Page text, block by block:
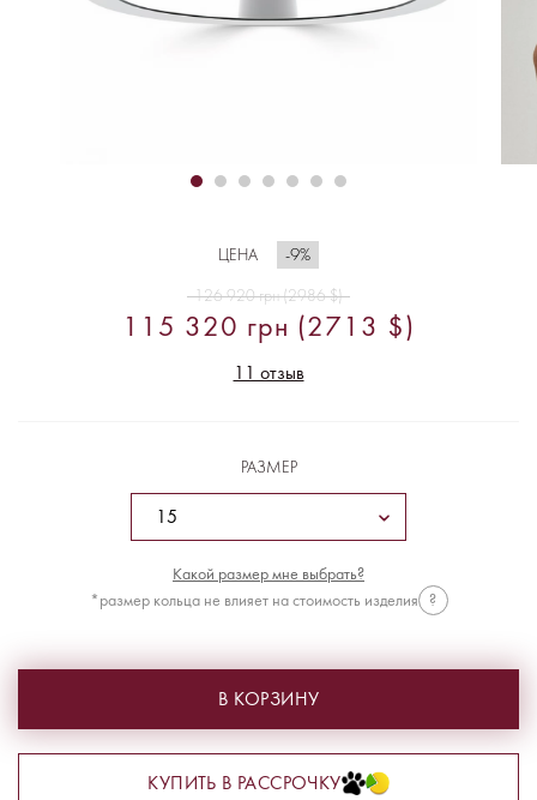
ЦЕНА -9%
126 920 грн (2986 $)
115 320 грн (2713 $)
11 отзыв
РАЗМЕР
Какой размер мне выбрать?
*размер кольца не влияет на стоимость изделия
?
В КОРЗИНУ
КУПИТЬ В РАССРОЧКУ